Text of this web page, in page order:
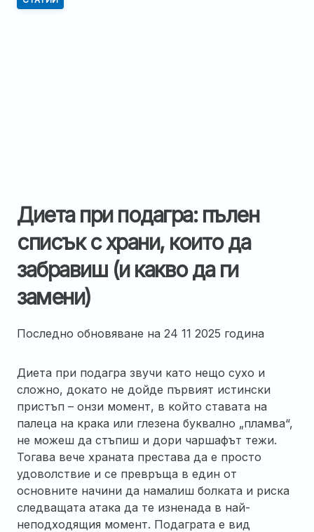
Диета при подагра: пълен
списък с храни, които да
забравиш (и какво да ги
замени)
Последно обновяване на 24 11 2025 година
Диета при подагра звучи като нещо сухо и
сложно, докато не дойде първият истински
пристъп – онзи момент, в който ставата на
палеца на крака или глезена буквално „пламва“,
не можеш да стъпиш и дори чаршафът тежи.
Тогава вече храната престава да е просто
удоволствие и се превръща в един от
основните начини да намалиш болката и риска
следващата атака да те изненада в най-
неподходящия момент. Подаграта е вид